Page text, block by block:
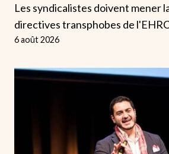
Les syndicalistes doivent mener
directives transphobes de
6 août 2026